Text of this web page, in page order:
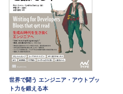
世界で闘う エンジニア・アウトプッ
ト力を鍛える本